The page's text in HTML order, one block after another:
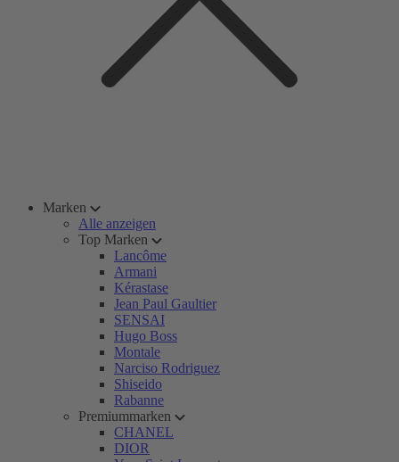
Marken
Alle anzeigen
Top Marken
Lancôme
Armani
Kérastase
Jean Paul Gaultier
SENSAI
Hugo Boss
Montale
Narciso Rodriguez
Shiseido
Rabanne
Premiummarken
CHANEL
DIOR